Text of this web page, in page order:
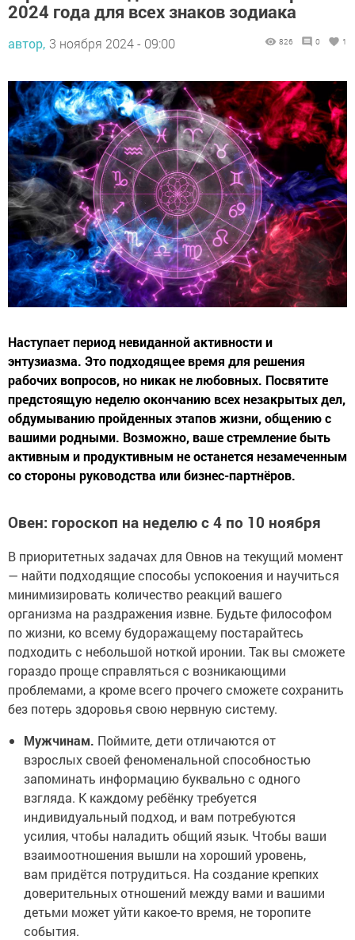
2024 года для всех знаков зодиака
автор, 3 ноября 2024 - 09:00 826 0 1
Наступает период невиданной активности и
энтузиазма. Это подходящее время для решения
рабочих вопросов, но никак не любовных. Посвятите
предстоящую неделю окончанию всех незакрытых дел,
обдумыванию пройденных этапов жизни, общению с
вашими родными. Возможно, ваше стремление быть
активным и продуктивным не останется незамеченным
со стороны руководства или бизнес-партнёров.
Овен: гороскоп на неделю с 4 по 10 ноября
В приоритетных задачах для Овнов на текущий момент
— найти подходящие способы успокоения и научиться
минимизировать количество реакций вашего
организма на раздражения извне. Будьте философом
по жизни, ко всему будоражащему постарайтесь
подходить с небольшой ноткой иронии. Так вы сможете
гораздо проще справляться с возникающими
проблемами, а кроме всего прочего сможете сохранить
без потерь здоровья свою нервную систему.
Мужчинам. Поймите, дети отличаются от
взрослых своей феноменальной способностью
запоминать информацию буквально с одного
взгляда. К каждому ребёнку требуется
индивидуальный подход, и вам потребуются
усилия, чтобы наладить общий язык. Чтобы ваши
взаимоотношения вышли на хороший уровень,
вам придётся потрудиться. На создание крепких
доверительных отношений между вами и вашими
детьми может уйти какое-то время, не торопите
события.